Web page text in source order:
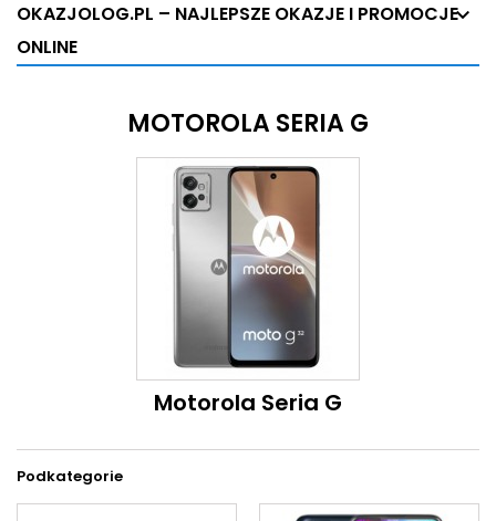
OKAZJOLOG.PL – NAJLEPSZE OKAZJE I PROMOCJE
ONLINE
MOTOROLA SERIA G
Motorola Seria G
Podkategorie